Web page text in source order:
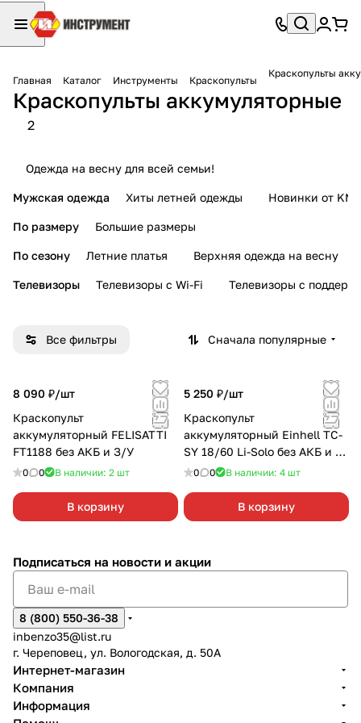
Главная Каталог Инструменты Краскопульты
Краскопульты
Краскопульты аккумуляторные
2
Одежда на весну для всей семьи!
Мужская одежда Хиты летней одежды Новинки от KMI
По размеру Большие размеры
По сезону Летние платья Верхняя одежда на весну
Телевизоры Телевизоры с Wi-Fi Телевизоры с
Все фильтры Сначала популярные
8 090 ₽/шт
Краскопульт
аккумуляторный FELISATTI
FT1188 без АКБ и З/У
0 0 В наличии: 2 шт
В корзину
5 250 ₽/шт
Краскопульт
аккумуляторный Einhell TC-
SY 18/60 Li-Solo без АКБ и З/
У 0 0 В наличии: 4 шт
В корзину
Подписаться на новости и акции
8 (800) 550-36-38
inbenzo35@list.ru
г. Череповец, ул. Вологодская, д. 50А
Интернет-магазин
Компания
Информация